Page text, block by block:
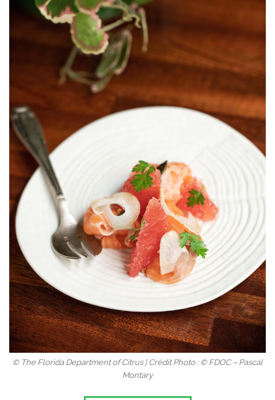
© The Florida Department of Citrus | Crédit Photo : © FDOC – Pascal
Montary